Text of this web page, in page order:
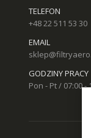
TELEFON
+48 22 511 53 30
EMAIL
GODZINY PRACY
Pon - Pt / 07:00 -